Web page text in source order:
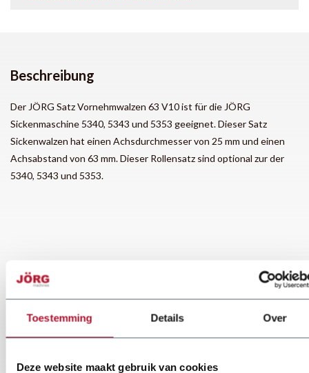
Toestemming Details Over
Deze website maakt gebruik van cookies
Beschreibung
Der JÖRG Satz Vornehmwalzen 63 V10 ist für die JÖRG
Sickenmaschine 5340, 5343 und 5353 geeignet. Dieser Satz
Sickenwalzen hat einen Achsdurchmesser von 25 mm und einen
Achsabstand von 63 mm. Dieser Rollensatz sind optional zur der
5340, 5343 und 5353.